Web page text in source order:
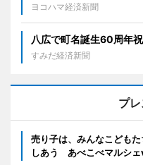
ヨコハマ経済新聞
八広で町名誕生60周年
すみだ経済新聞
プ
売り子は、みんなこども
しあう あべこべマルシェ